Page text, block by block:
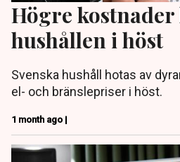
Högre
hushållen i höst
Svenska hushåll hotas av
el- och bränslepriser i höst.
1 month ago |